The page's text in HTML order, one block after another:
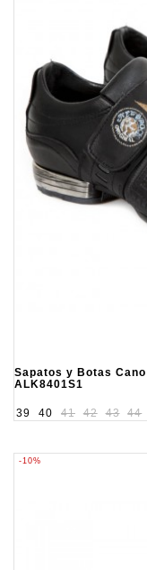
Sapatos y Botas
ALK8401S1
39 40 41 42 43 44
-10%